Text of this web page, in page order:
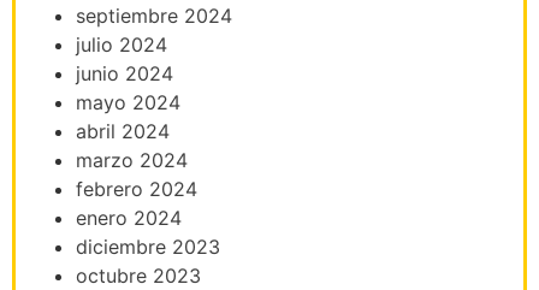
septiembre 2024
julio 2024
junio 2024
mayo 2024
abril 2024
marzo 2024
febrero 2024
enero 2024
diciembre 2023
octubre 2023